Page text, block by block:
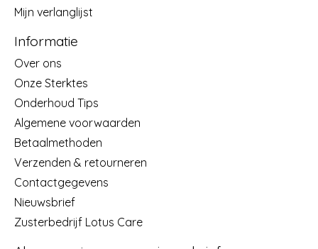
Mijn verlanglijst
Informatie
Over ons
Onze Sterktes
Onderhoud Tips
Algemene voorwaarden
Betaalmethoden
Verzenden & retourneren
Contactgegevens
Nieuwsbrief
Zusterbedrijf Lotus Care